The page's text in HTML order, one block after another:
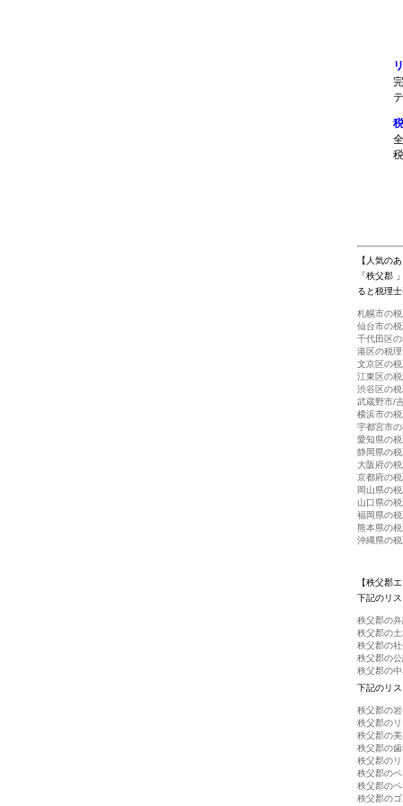
【人気の
「秩父郡
ると税理
札幌市の
仙台市の
千代田区
港区の税
文京区の
江東区の
渋谷区の
武蔵野市/
横浜市の
宇都宮市
愛知県の
静岡県の
大阪府の
京都府の
岡山県の
山口県の
福岡県の
熊本県の
沖縄県の
【秩父郡
下記のリ
秩父郡の
秩父郡の
秩父郡の
秩父郡の
秩父郡の
下記のリ
秩父郡の
秩父郡の
秩父郡の
秩父郡の
秩父郡の
秩父郡の
秩父郡の
秩父郡の